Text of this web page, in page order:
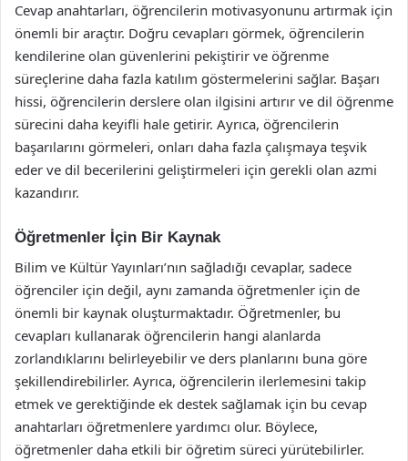
Cevap anahtarları, öğrencilerin motivasyonunu artırmak için
önemli bir araçtır. Doğru cevapları görmek, öğrencilerin
kendilerine olan güvenlerini pekiştirir ve öğrenme
süreçlerine daha fazla katılım göstermelerini sağlar. Başarı
hissi, öğrencilerin derslere olan ilgisini artırır ve dil öğrenme
sürecini daha keyifli hale getirir. Ayrıca, öğrencilerin
başarılarını görmeleri, onları daha fazla çalışmaya teşvik
eder ve dil becerilerini geliştirmeleri için gerekli olan azmi
kazandırır.
Öğretmenler İçin Bir Kaynak
Bilim ve Kültür Yayınları’nın sağladığı cevaplar, sadece
öğrenciler için değil, aynı zamanda öğretmenler için de
önemli bir kaynak oluşturmaktadır. Öğretmenler, bu
cevapları kullanarak öğrencilerin hangi alanlarda
zorlandıklarını belirleyebilir ve ders planlarını buna göre
şekillendirebilirler. Ayrıca, öğrencilerin ilerlemesini takip
etmek ve gerektiğinde ek destek sağlamak için bu cevap
anahtarları öğretmenlere yardımcı olur. Böylece,
öğretmenler daha etkili bir öğretim süreci yürütebilirler.